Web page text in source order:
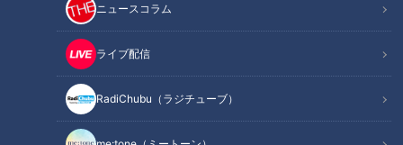
ニュースコラム
ライブ配信
RadiChubu（ラジチューブ）
蒸し暑い夜こそ“長袖・長ズボン